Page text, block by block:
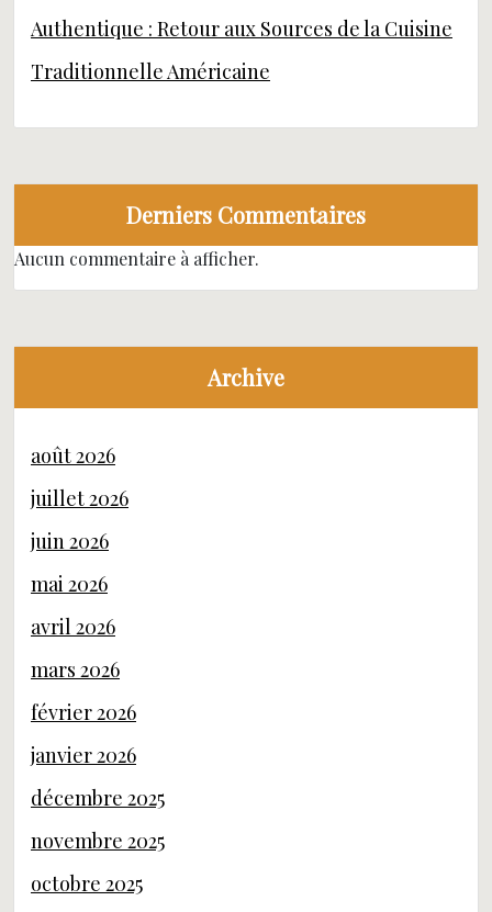
Authentique : Retour aux Sources de la Cuisine
Traditionnelle Américaine
Derniers Commentaires
Aucun commentaire à afficher.
Archive
août 2026
juillet 2026
juin 2026
mai 2026
avril 2026
mars 2026
février 2026
janvier 2026
décembre 2025
novembre 2025
octobre 2025